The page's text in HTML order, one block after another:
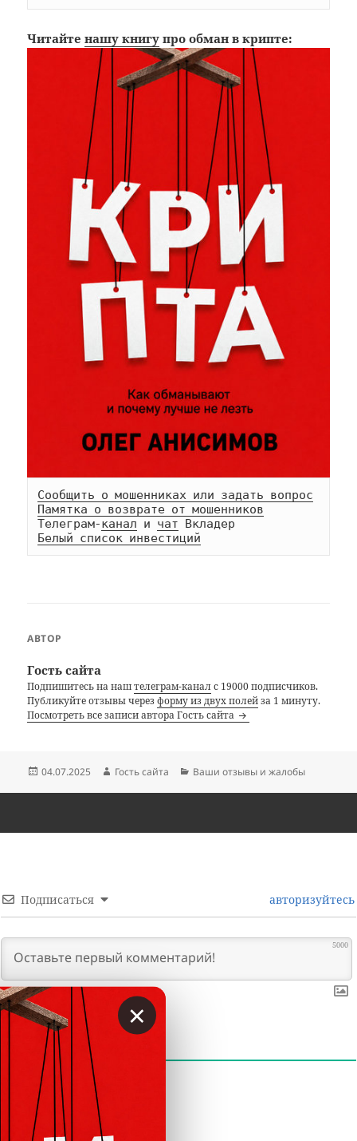
Читайтенашу книгу про обман в крипте:
Сообщить о мошенниках или задать вопрос
Памятка о возврате от мошенников
Телеграм-канал и чат
Белый список инвестиций
АВТОР
Гость сайта
Подпишитесь на наштелеграм-каналс 19000 подписчиков.
Публикуйте отзывы черезформу из двух полейза 1 минуту.
Посмотреть все записи автора Гость сайта
Опубликовано
04.07.2025 Автор
Гость сайта Рубрики
Ваши отзывы и жалобы
Подписаться авторизуйтесь
5000
КОММЕНТАРИИ
×